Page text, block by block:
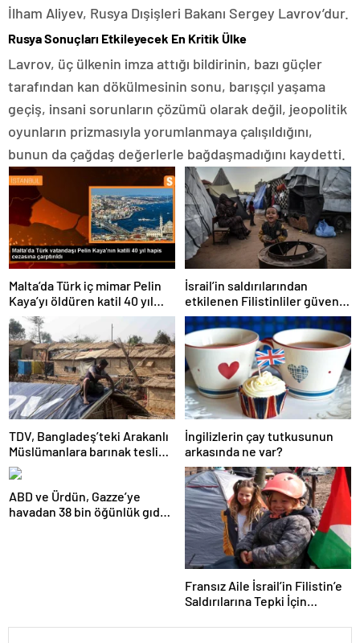
İlham Aliyev, Rusya Dışişleri Bakanı Sergey Lavrov’dur.
Rusya Sonuçları Etkileyecek En Kritik Ülke
Lavrov, üç ülkenin imza attığı bildirinin, bazı güçler
tarafından kan dökülmesinin sonu, barışçıl yaşama
geçiş, insani sorunların çözümü olarak değil, jeopolitik
oyunların prizmasıyla yorumlanmaya çalışıldığını,
bunun da çağdaş değerlerle bağdaşmadığını kaydetti.
Malta’da Türk iç mimar Pelin
Kaya’yı öldüren katil 40 yıl
hapis cezasına çarptırıldı
İsrail’in saldırılarından
etkilenen Filistinliler güvenli
bir yuva arıyor
TDV, Bangladeş’teki Arakanlı
Müslümanlara barınak teslim
etti
İngilizlerin çay tutkusunun
arkasında ne var?
ABD ve Ürdün, Gazze’ye
havadan 38 bin öğünlük gıda
Fransız Aile İsrail’in Filistin’e
Saldırılarına Tepki İçin